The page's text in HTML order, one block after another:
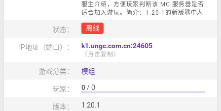
服主介绍，方便玩家判断该 MC 服务器是否
适合加入游玩。简介：1.20.1的新版雾中人
状态： 离线
IP地址（端口）： k1.ungc.com.cn:24605
（点击复制）
游戏分类： 模组
玩家： 0/ 0
版本： 1.20.1